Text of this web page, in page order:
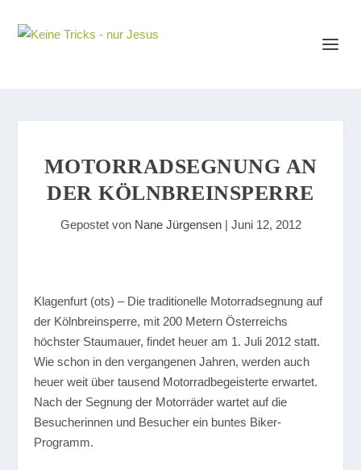
MOTORRADSEGNUNG AN
DER KÖLNBREINSPERRE
Gepostet von Nane Jürgensen| Juni 12, 2012
Klagenfurt (ots) – Die traditionelle Motorradsegnung auf
der Kölnbreinsperre, mit 200 Metern Österreichs
höchster Staumauer, findet heuer am 1. Juli 2012 statt.
Wie schon in den vergangenen Jahren, werden auch
heuer weit über tausend Motorradbegeisterte erwartet.
Nach der Segnung der Motorräder wartet auf die
Besucherinnen und Besucher ein buntes Biker-
Programm.